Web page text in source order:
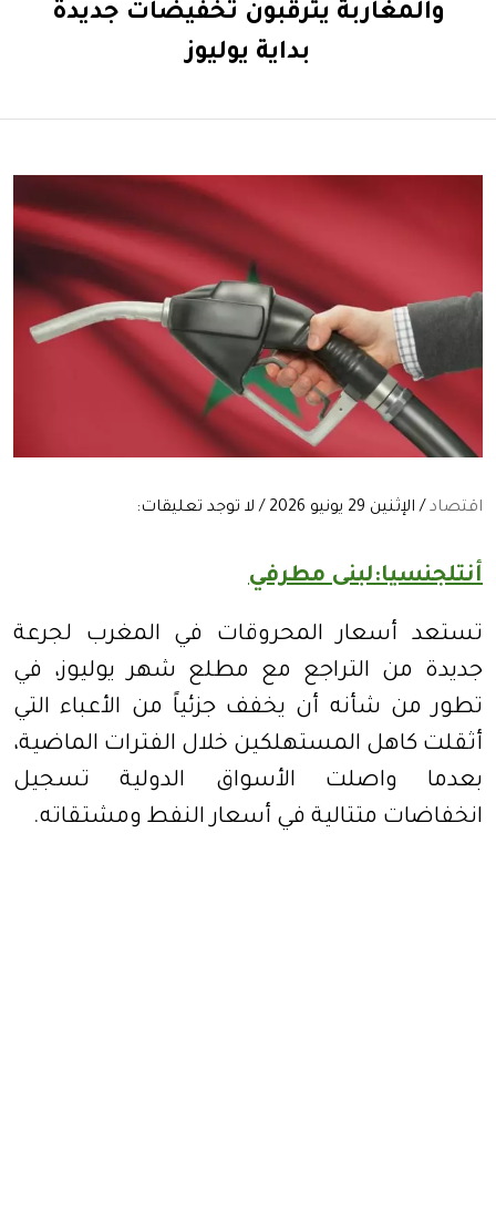
والمغاربة يترقبون تخفيضات جديدة
بداية يوليوز
اقتصاد / الإثنين 29 يونيو 2026 / لا توجد تعليقات:
أنتلجنسيا:لبنى مطرفي
تستعد أسعار المحروقات في المغرب لجرعة
جديدة من التراجع مع مطلع شهر يوليوز، في
تطور من شأنه أن يخفف جزئياً من الأعباء التي
أثقلت كاهل المستهلكين خلال الفترات الماضية،
بعدما واصلت الأسواق الدولية تسجيل
انخفاضات متتالية في أسعار النفط ومشتقاته.